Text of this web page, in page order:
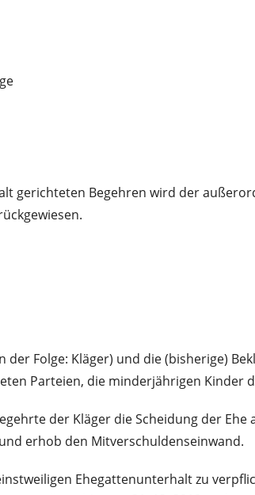
gerichteten Begehren wird der
Folge: Kläger) und die (bisherige)
Parteien, die minderjährigen Kinder
der Kläger die Scheidung der
erhob den Mitverschuldenseinwand.
Ehegattenunterhalt zu